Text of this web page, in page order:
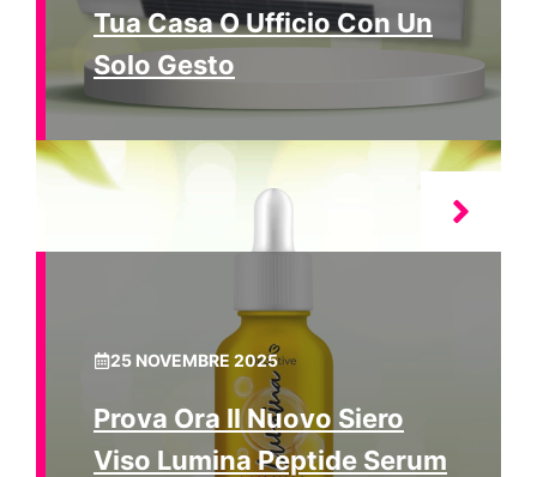
Tua Casa O Ufficio Con Un
Solo Gesto
25 NOVEMBRE 2025
Prova Ora Il Nuovo Siero
Viso Lumina Peptide Serum